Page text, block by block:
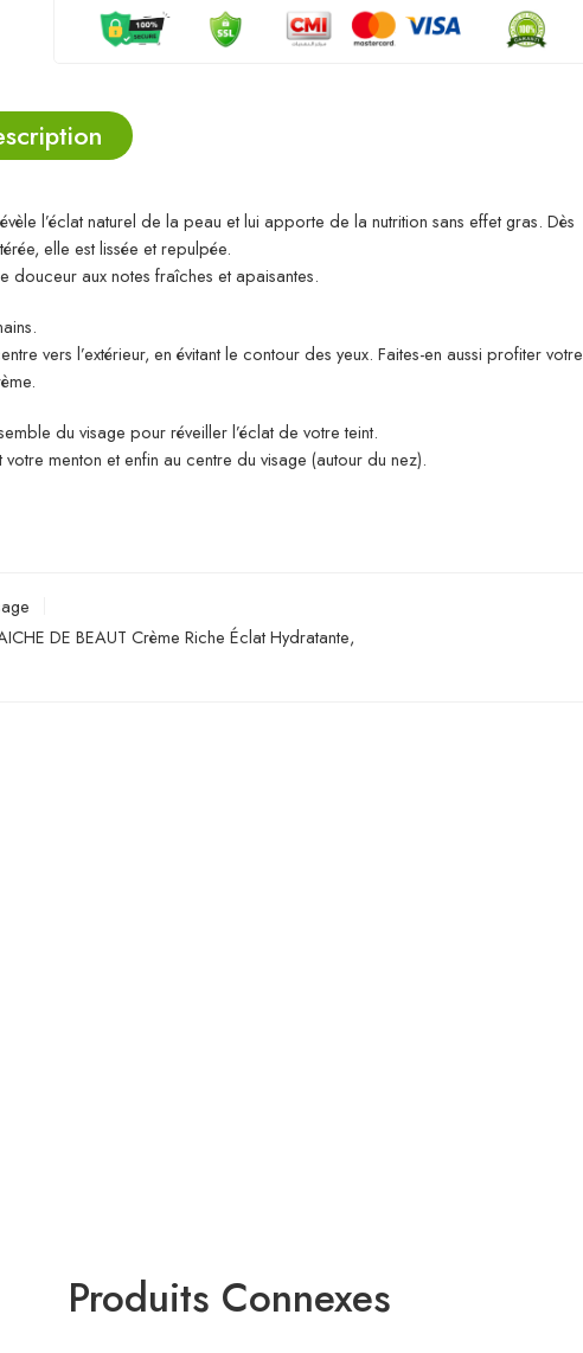
l’éclat naturel de la peau et lui apporte de la nutrition sans effet gras. Dès
elle est lissée et repulpée.
douceur aux notes fraîches et apaisantes.
vers l’extérieur, en évitant le contour des yeux. Faites-en aussi profiter votre
du visage pour réveiller l’éclat de votre teint.
menton et enfin au centre du visage (autour du nez).
DE BEAUT Crème Riche Éclat Hydratante,
Produits Connexes